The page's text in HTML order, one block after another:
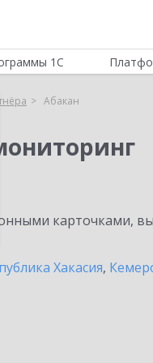
1С
Абакан
карточками,
Хакасия,